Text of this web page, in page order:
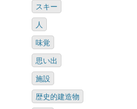
スキー
人
味覚
思い出
施設
歴史的建造物